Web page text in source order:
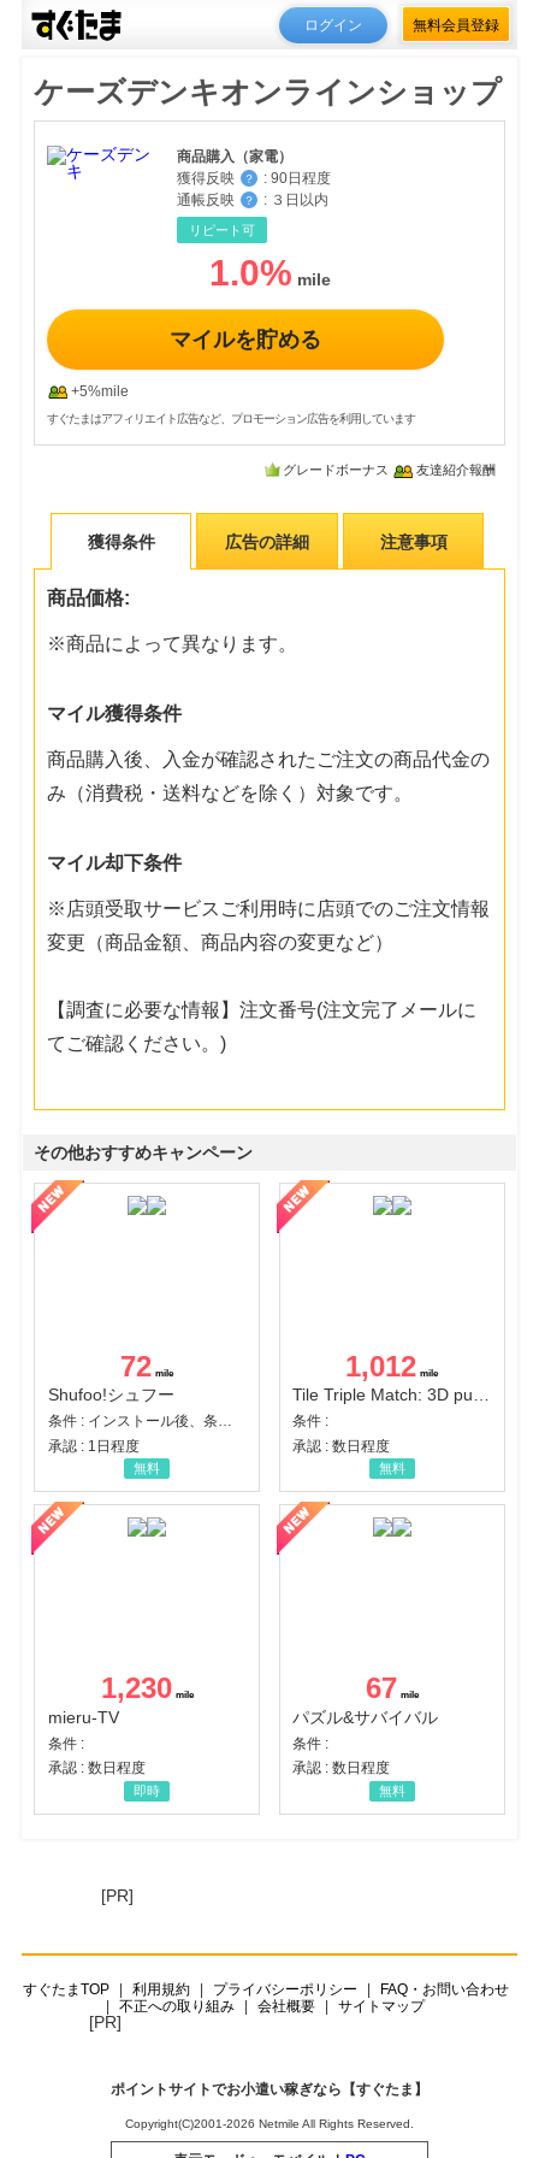
ログイン 無料会員登録
ケーズデンキオンラインショップ
商品購入（家電）
獲得反映
？ : 90日程度
通帳反映
？ : ３日以内
リピート可
1.0%
マイルを貯める
+5%mile
すぐたまはアフィリエイト広告など、プロモーション広告を利用しています
グレードボーナス 友達紹介報酬
獲得条件 広告の詳細 注意事項
商品価格:
※商品によって異なります。
マイル獲得条件
商品購入後、入金が確認されたご注文の商品代金の
み（消費税・送料などを除く）対象です。
マイル却下条件
※店頭受取サービスご利用時に店頭でのご注文情報
変更（商品金額、商品内容の変更など）
【調査に必要な情報】注文番号(注文完了メールに
てご確認ください。)
その他おすすめキャンペーン
72
Shufoo!シュフー
条件 : インストール後、条件達成
承認 : 1日程度
無料
1,012
Tile Triple Match: 3D puzzle
条件 :
承認 : 数日程度
無料
1,230
mieru-TV
条件 :
承認 : 数日程度
即時
67
パズル&サバイバル
条件 :
承認 : 数日程度
無料
[PR]
すぐたまTOP 利用規約 プライバシーポリシー
FAQ・お問い合わせ
不正への取り組み
会社概要 サイトマップ
[PR]
ポイントサイトでお小遣い稼ぎなら【すぐたま】
Copyright(C)2001-2026 Netmile All Rights Reserved.